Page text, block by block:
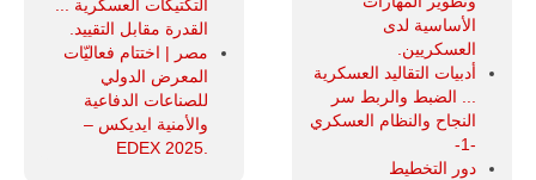
الأساسية لدى
العسكريين.
أدبيات التقاليد العسكرية
... الضبط والربط سر
النجاح والنظام العسكري
-1-
دور التخطيط
التكتيكات العسكرية ...
القدرة مقابل التقييد.
مصر | اختتام فعاليّات
المعرض الدولي
للصناعات الدفاعية
والأمنية ايديكس ‒